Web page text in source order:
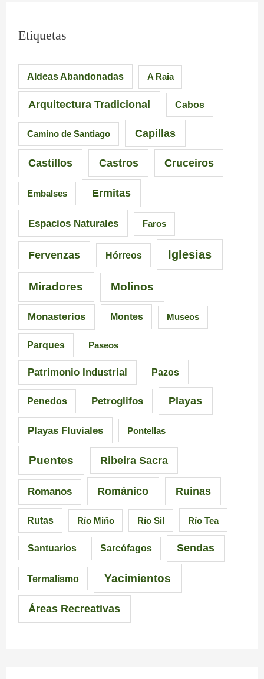
Etiquetas
Aldeas Abandonadas A Raia
Arquitectura Tradicional Cabos
Camino de Santiago Capillas
Castillos Castros Cruceiros
Embalses Ermitas
Espacios Naturales Faros
Fervenzas Hórreos Iglesias
Miradores Molinos
Monasterios Montes Museos
Parques Paseos
Patrimonio Industrial Pazos
Penedos Petroglifos Playas
Playas Fluviales Pontellas
Puentes Ribeira Sacra
Romanos Románico Ruinas
Rutas Río Miño Río Sil Río Tea
Santuarios Sarcófagos Sendas
Termalismo Yacimientos
Áreas Recreativas